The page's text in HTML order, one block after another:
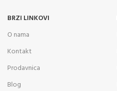
BRZI LINKOVI
O nama
Kontakt
Prodavnica
Blog